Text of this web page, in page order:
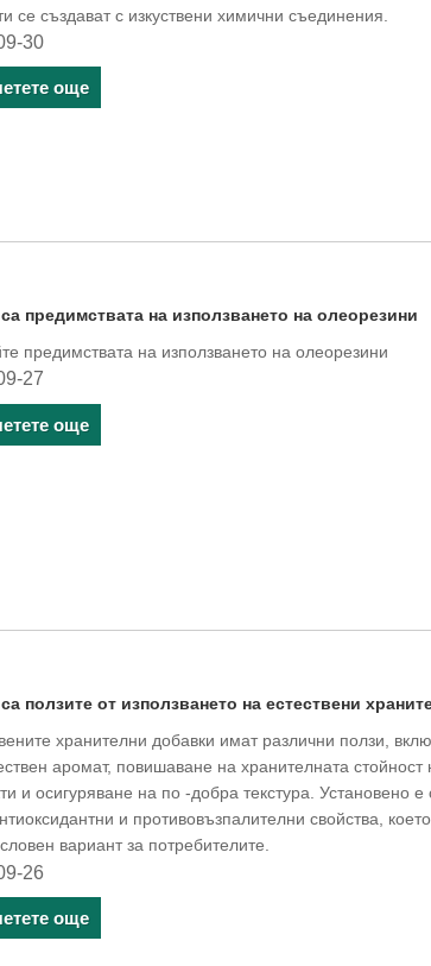
се създават с изкуствени химични съединения.
30
още
предимствата на използването на олеорезини
предимствата на използването на олеорезини
27
още
ползите от използването на естествени
хранителни добавки имат различни ползи,
аромат, повишаване на хранителната стойност
и осигуряване на по -добра текстура. Установено
и противовъзпалителни свойства,
вариант за потребителите.
26
още